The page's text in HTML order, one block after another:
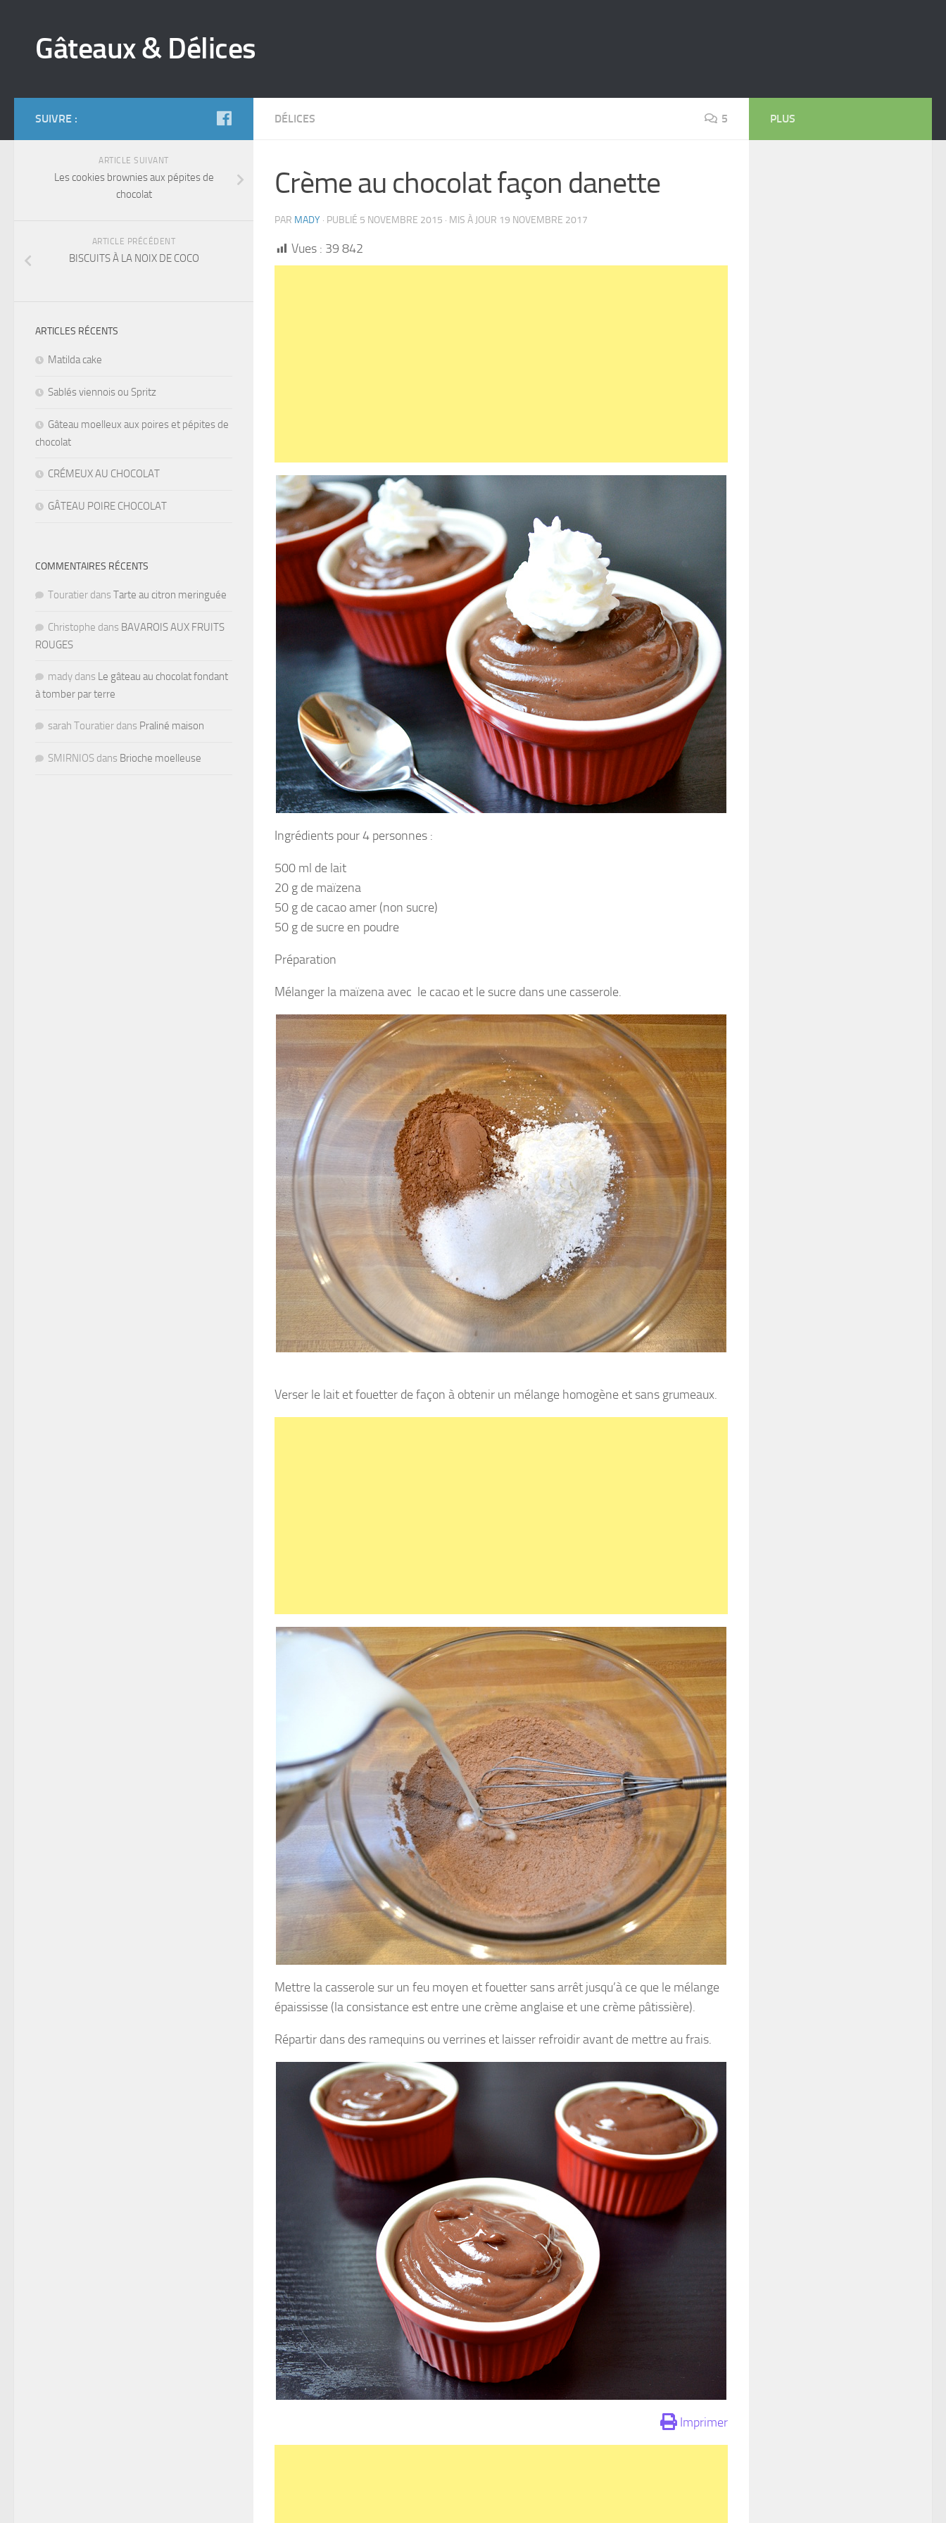
Gâteaux & Délices
DÉLICES 5
Crème au chocolat façon danette
PAR MADY · PUBLIÉ 5 NOVEMBRE 2015 · MIS À JOUR 19 NOVEMBRE 2017
Vues : 39 842
Ingrédients pour 4 personnes :
500 ml de lait
20 g de maïzena
50 g de cacao amer (non sucre)
50 g de sucre en poudre
Préparation
Mélanger la maïzena avec le cacao et le sucre dans une casserole.
Verser le lait et fouetter de façon à obtenir un mélange homogène et sans grumeaux.
Mettre la casserole sur un feu moyen et fouetter sans arrêt jusqu’à ce que le mélange
épaississe (la consistance est entre une crème anglaise et une crème pâtissière).
Répartir dans des ramequins ou verrines et laisser refroidir avant de mettre au frais.
Imprimer
SUIVRE :
ARTICLE SUIVANT
Les cookies brownies aux pépites de
chocolat
ARTICLE PRÉCÉDENT
BISCUITS À LA NOIX DE COCO
ARTICLES RÉCENTS
Matilda cake
Sablés viennois ou Spritz
Gâteau moelleux aux poires et pépites de
chocolat
CRÉMEUX AU CHOCOLAT
GÂTEAU POIRE CHOCOLAT
COMMENTAIRES RÉCENTS
Touratier dans Tarte au citron meringuée
Christophe dans BAVAROIS AUX FRUITS
ROUGES
mady dans Le gâteau au chocolat fondant
à tomber par terre
sarah Touratier dans Praliné maison
SMIRNIOS dans Brioche moelleuse
PLUS